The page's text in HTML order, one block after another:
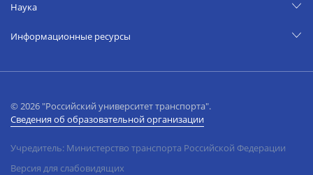
Наука
Информационные ресурсы
© 2026 "Российский университет транспорта".
Сведения об образовательной организации
Учредитель: Министерство транспорта Российской Федерации
Версия для слабовидящих